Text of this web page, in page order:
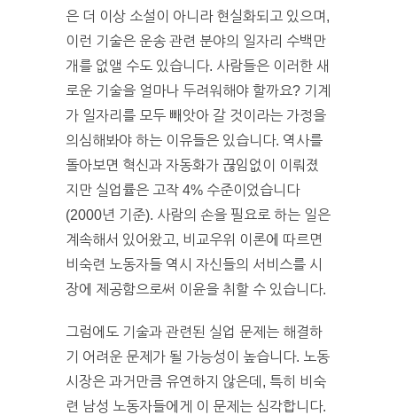
은 더 이상 소설이 아니라 현실화되고 있으며,
이런 기술은 운송 관련 분야의 일자리 수백만
개를 없앨 수도 있습니다. 사람들은 이러한 새
로운 기술을 얼마나 두려워해야 할까요? 기계
가 일자리를 모두 빼앗아 갈 것이라는 가정을
의심해봐야 하는 이유들은 있습니다. 역사를
돌아보면 혁신과 자동화가 끊임없이 이뤄졌
지만 실업률은 고작 4% 수준이었습니다
(2000년 기준). 사람의 손을 필요로 하는 일은
계속해서 있어왔고, 비교우위 이론에 따르면
비숙련 노동자들 역시 자신들의 서비스를 시
장에 제공함으로써 이윤을 취할 수 있습니다.
그럼에도 기술과 관련된 실업 문제는 해결하
기 어려운 문제가 될 가능성이 높습니다. 노동
시장은 과거만큼 유연하지 않은데, 특히 비숙
련 남성 노동자들에게 이 문제는 심각합니다.